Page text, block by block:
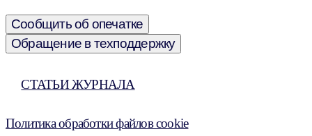
Сообщить об опечатке
Обращение в техподдержку
СТАТЬИ ЖУРНАЛА
Политика обработки файлов cookie